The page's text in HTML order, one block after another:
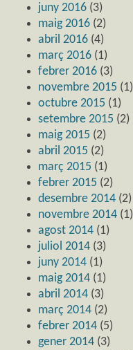
juny 2016 (3)
maig 2016 (2)
abril 2016 (4)
març 2016 (1)
febrer 2016 (3)
novembre 2015 (1)
octubre 2015 (1)
setembre 2015 (2)
maig 2015 (2)
abril 2015 (2)
març 2015 (1)
febrer 2015 (2)
desembre 2014 (2)
novembre 2014 (1)
agost 2014 (1)
juliol 2014 (3)
juny 2014 (1)
maig 2014 (1)
abril 2014 (3)
març 2014 (2)
febrer 2014 (5)
gener 2014 (3)